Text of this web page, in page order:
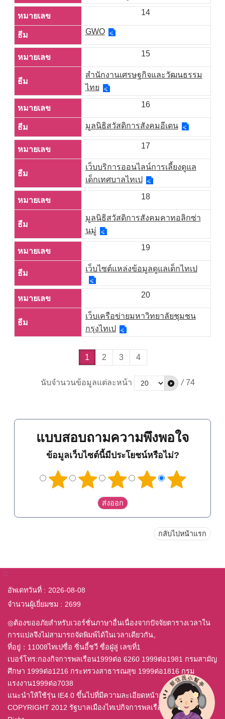
14
GWO
15
สำนักงานเศรษฐกิจและวัฒนธรรม
ไทย
16
มูลนิธิสวัสดิการสังคมอีเดน
17
เว็บบริการออนไลน์การเลี้ยงดูแล
เด็กเทศบาลไทเป
18
มูลนิธิสวัสดิการสังคมคาทอลิกซ่า
นมู่
19
เว็บไซต์แหล่งข้อมูลดูแลเด็กไทเป
20
เว็บเครือข่ายมหาวิทยาลัยชุมชน
กรุงไทเป
1 2 3 4
นับจำนวนข้อมูลแต่ละหน้า / 74
แบบสอบถามความพึงพอใจ
ข้อมูลเว็บไซต์นี้มีประโยชน์หรือไม่?
กลับไปหน้าแรก
:::
อัพเดทวันที่
2026-08-08
จำนวนผู้เยี่ยมชม
2699
◎ต้องขออภัยสำหรับเวอร์ชั่นภาษาอื่นเนื่องจากปัจจัยตารางเวลาใน
การแปลจึงไม่สามารถจัดพิมพ์ได้ในเวลาเดียวกัน。
ที่อยู่：11008ไทเปซื่อ ซิ่นอี้ชวี ซื่อฝู่ลู่ เลขที่1
เบอร์โทร:กองกิจการพลเรือน1999ต่อ 6260 1999ต่อ1981 กรมสามัญ
ศึกษา 1999ต่อ1216 กระทรวงสาธารณสุข 1999ต่อ1816 กรม
แรงงาน1999ต่อ7038
แนะนำให้ใช้รุ่น IE4.0 ขึ้นไปที่มีความละเอียดหน้าจอ 800x600
COPYRIGHT 2012 รัฐบาลเมืองไทเปกิจการพลเรือนสำนักสงวน All